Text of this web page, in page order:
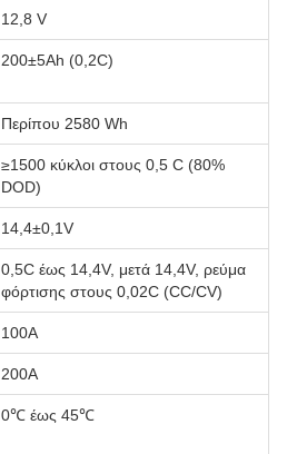
12,8 V
200±5Ah (0,2C)
Περίπου 2580 Wh
≥1500 κύκλοι στους 0,5 C (80%
DOD)
14,4±0,1V
0,5C έως 14,4V, μετά 14,4V, ρεύμα
φόρτισης στους 0,02C (CC/CV)
100Α
200Α
0℃ έως 45℃